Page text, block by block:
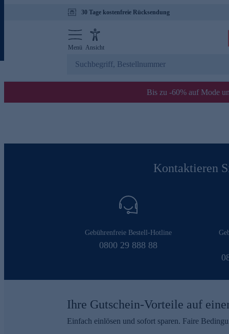
30 Tage kostenfreie Rücksendung
Menü Ansicht
Bis zu -60% auf Mode
Kontaktieren
Gebührenfreie Bestell-Hotline
0800 29 888 88
Ihre Gutschein-Vorteile auf
Einfach einlösen und sofort sparen. Faire